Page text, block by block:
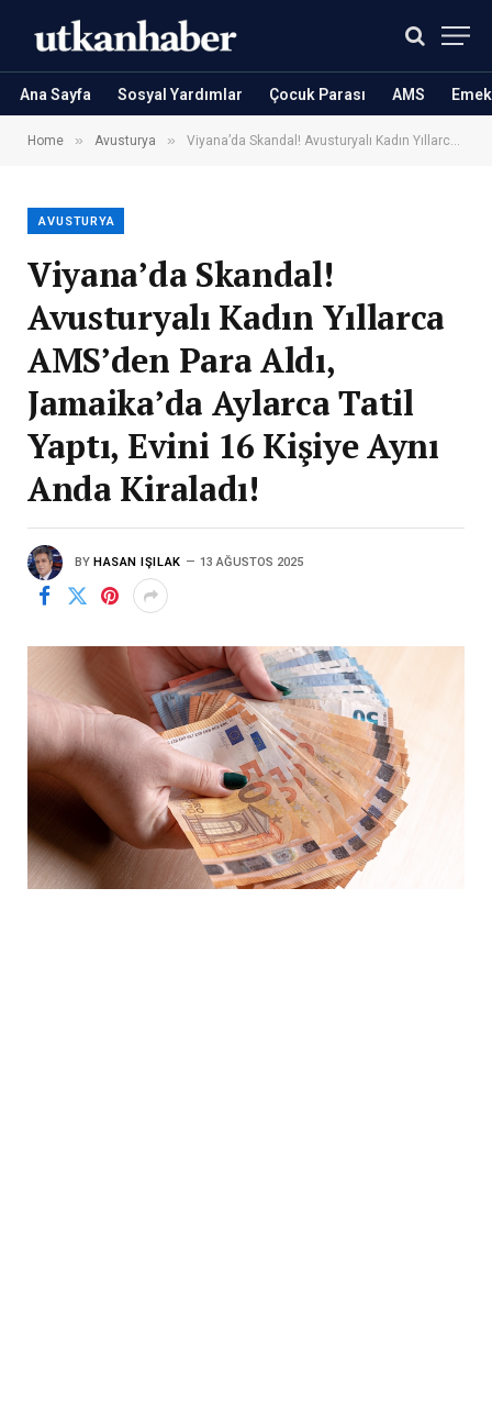
Ana Sayfa Sosyal Yardımlar Çocuk Parası AMS
Home » Avusturya » Viyana’da Skandal! Avusturyalı Kadın Yıllarca AMS’den Para Aldı, Jamaika’da Aylarca Tatil Yaptı, Evini 16 Kişiye Aynı Anda Kiraladı!
AVUSTURYA
Viyana’da Skandal!
Avusturyalı Kadın Yıllarca
AMS’den Para Aldı,
Jamaika’da Aylarca Tatil
Yaptı, Evini 16 Kişiye Aynı
Anda Kiraladı!
BY HASAN IŞILAK 13 AĞUSTOS 2025